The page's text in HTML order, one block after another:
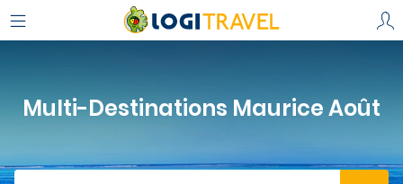
Multi-Destinations Maurice Août